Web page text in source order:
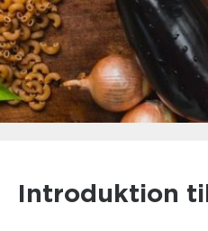
Introduktion